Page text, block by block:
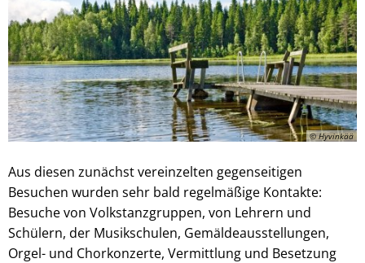
© Hyvinkää
Aus diesen zunächst vereinzelten gegenseitigen
Besuchen wurden sehr bald regelmäßige Kontakte:
Besuche von Volkstanzgruppen, von Lehrern und
Schülern, der Musikschulen, Gemäldeausstellungen,
Orgel- und Chorkonzerte, Vermittlung und Besetzung